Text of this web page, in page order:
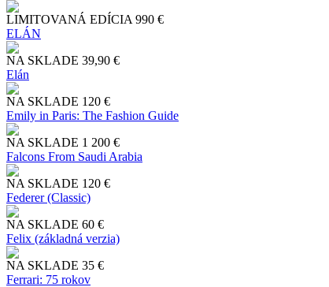
LIMITOVANÁ EDÍCIA 990 €
ELÁN
NA SKLADE 39,90 €
Elán
NA SKLADE 120 €
Emily in Paris: The Fashion Guide
NA SKLADE 1 200 €
Falcons From Saudi Arabia
NA SKLADE 120 €
Federer (Classic)
NA SKLADE 60 €
Felix (základná verzia)
NA SKLADE 35 €
Ferrari: 75 rokov